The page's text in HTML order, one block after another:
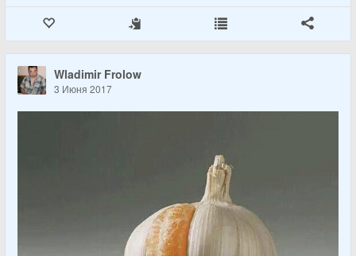
Wladimir Frolow
3 Июня 2017